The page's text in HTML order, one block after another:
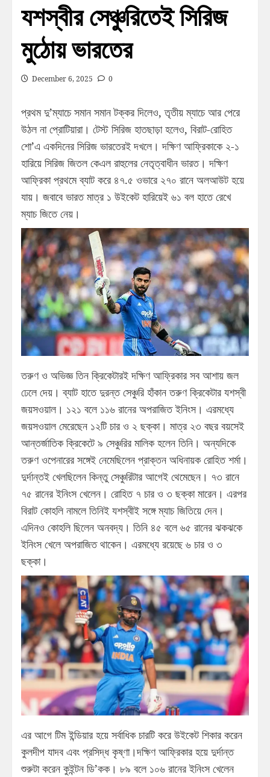
যশস্বীর সেঞ্চুরিতেই সিরিজ
মুঠোয় ভারতের
December 6, 2025 0
প্রথম দু’ম্যাচে সমান সমান টক্কর দিলেও, তৃতীয় ম্যাচে আর পেরে
উঠল না প্রোটিয়ারা। টেস্ট সিরিজ হাতছাড়া হলেও, বিরাট-রোহিত
শো’এ একদিনের সিরিজ ভারতেরই দখলে। দক্ষিণ আফ্রিকাকে ২-১
হারিয়ে সিরিজ জিতল কেএল রাহুলের নেতৃত্বাধীন ভারত। দক্ষিণ
আফ্রিকা প্রথমে ব্যাট করে ৪৭.৫ ওভারে ২৭০ রানে অলআউট হয়ে
যায়। জবাবে ভারত মাত্র ১ উইকেট হারিয়েই ৬১ বল হাতে রেখে
ম্যাচ জিতে নেয়।
তরুণ ও অভিজ্ঞ তিন ক্রিকেটারই দক্ষিণ আফ্রিকার সব আশায় জল
ঢেলে দেয়। ব্যাট হাতে দুরন্ত সেঞ্চুরি হাঁকান তরুণ ক্রিকেটার যশস্বী
জয়সওয়াল। ১২১ বলে ১১৬ রানের অপরাজিত ইনিংস। এরমধ্যে
জয়সওয়াল মেরেছেন ১২টি চার ও ২ ছক্কা। মাত্র ২৩ বছর বয়সেই
আন্তর্জাতিক ক্রিকেটে ৯ সেঞ্চুরির মালিক হলেন তিনি। অন্যদিকে
তরুণ ওপেনারের সঙ্গেই নেমেছিলেন প্রাক্তন অধিনায়ক রোহিত শর্মা।
দুর্দান্তই খেলছিলেন কিন্তু সেঞ্চুরিটার আগেই থেমেছেন। ৭৩ রানে
৭৫ রানের ইনিংস খেলেন। রোহিত ৭ চার ও ৩ ছক্কা মারেন। এরপর
বিরাট কোহলি নামলে তিনিই যশস্বীই সঙ্গে ম্যাচ জিতিয়ে দেন।
এদিনও কোহলি ছিলেন অনবদ্য। তিনি ৪৫ বলে ৬৫ রানের ঝকঝকে
ইনিংস খেলে অপরাজিত থাকেন। এরমধ্যে রয়েছে ৬ চার ও ৩
ছক্কা।
এর আগে টিম ইন্ডিয়ার হয়ে সর্বাধিক চারটি করে উইকেট শিকার করেন
কুলদীপ যাদব এবং প্রসিদ্ধ কৃষ্ণা।দক্ষিণ আফ্রিকার হয়ে দুর্দান্ত
শুরুটা করেন কুইন্টন ডি’কক। ৮৯ বলে ১০৬ রানের ইনিংস খেলেন